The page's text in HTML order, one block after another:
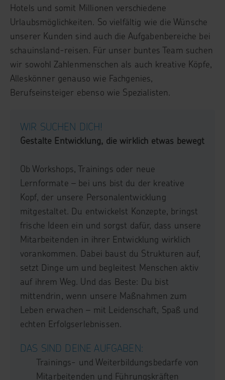
Hotels und somit Millionen verschiedene
Urlaubsmöglichkeiten. So vielfältig wie die Wünsche
unserer Kunden sind auch die Aufgabenbereiche bei
schauinsland-reisen. Für unser buntes Team suchen
wir sowohl Zahlenmenschen als auch kreative Köpfe,
Alleskönner genauso wie Fachgenies,
Berufseinsteiger ebenso wie Spezialisten.
WIR SUCHEN DICH!
Gestalte Entwicklung, die wirklich etwas bewegt
Ob Workshops, Trainings oder neue
Lernformate – bei uns bist du der kreative
Kopf, der unsere Personalentwicklung
mitgestaltet. Du entwickelst Konzepte, bringst
frische Ideen ein und sorgst dafür, dass unsere
Mitarbeitenden in ihrer Entwicklung wirklich
vorankommen. Dabei baust du Strukturen auf,
setzt Dinge um und begleitest Menschen aktiv
auf ihrem Weg. Und das Beste: Du bist
mittendrin, wenn unsere Maßnahmen zum
Leben erwachen – mit Leidenschaft, Spaß und
echten Erfolgserlebnissen.
DAS SIND DEINE AUFGABEN:
Trainings- und Weiterbildungsbedarfe von
Mitarbeitenden und Führungskräften